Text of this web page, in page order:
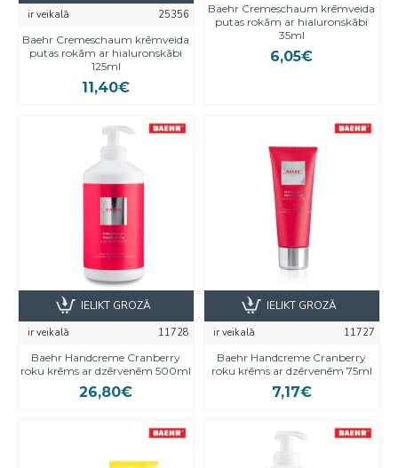
ir veikalā
25356
Baehr Cremeschaum krēmveida
putas rokām ar hialuronskābi
125ml
11,40€
Baehr Cremeschaum krēmveida
putas rokām ar hialuronskābi
35ml
6,05€
ir veikalā
11728
Baehr Handcreme Cranberry
roku krēms ar dzērvenēm 500ml
26,80€
IELIKT GROZĀ
ir veikalā
11727
Baehr Handcreme Cranberry
roku krēms ar dzērvenēm 75ml
7,17€
IELIKT GROZĀ